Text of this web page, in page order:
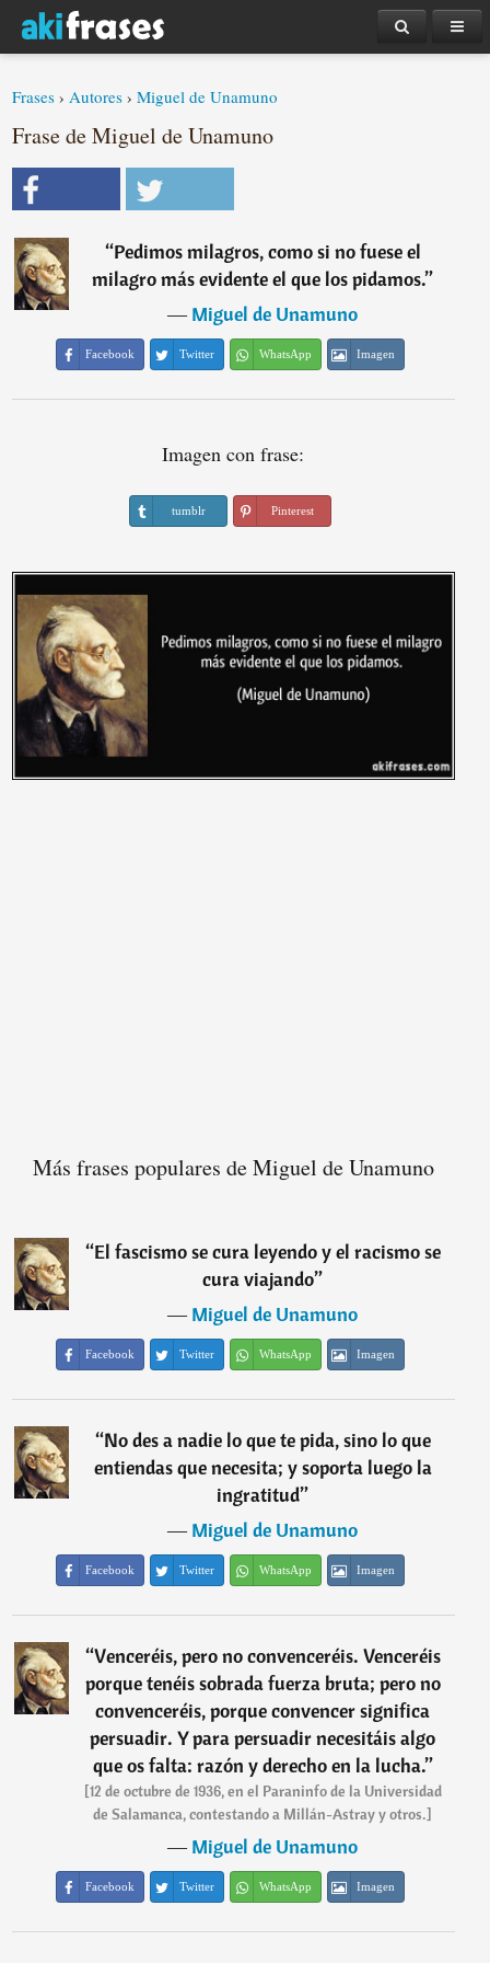
Frases ›Autores ›Miguel de Unamuno
Frase de Miguel de Unamuno
“Pedimos milagros, como si no fuese el
milagro más evidente el que los pidamos.”
―Miguel de Unamuno
Facebook Twitter WhatsApp Imagen
Imagen con frase:
tumblr Pinterest
Más frases populares de Miguel de Unamuno
“El fascismo se cura leyendo y el racismo se
cura viajando”
―Miguel de Unamuno
Facebook Twitter WhatsApp Imagen
“No des a nadie lo que te pida, sino lo que
entiendas que necesita; y soporta luego la
ingratitud”
―Miguel de Unamuno
Facebook Twitter WhatsApp Imagen
“Venceréis, pero no convenceréis. Venceréis
porque tenéis sobrada fuerza bruta; pero no
convenceréis, porque convencer significa
persuadir. Y para persuadir necesitáis algo
que os falta: razón y derecho en la lucha.”
[12 de octubre de 1936, en el Paraninfo de la Universidad
de Salamanca, contestando a Millán-Astray y otros.]
―Miguel de Unamuno
Facebook Twitter WhatsApp Imagen